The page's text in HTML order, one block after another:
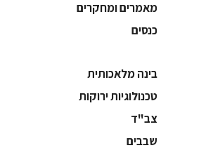
מאמרים ומחקרים
כנסים
בינה מלאכותית
‫טכנולוגיות ירוקות‬
‫צב"ד‬
‫שבבים‬